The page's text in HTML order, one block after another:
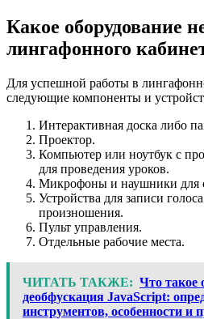
Какое оборудование
лингафонного
Для успешной работы в
следующие компоненты и
Интерактивная доска либо
Проектор.
Компьютер или ноутбук с
для проведения уроков.
Микрофоны и наушники для
Устройства для записи
произношения.
Пульт управления.
Отдельные рабочие места.
ЧИТАТЬ ТАКЖЕ: Что такое
деобфускация JavaScript:
инструментов, особенности и